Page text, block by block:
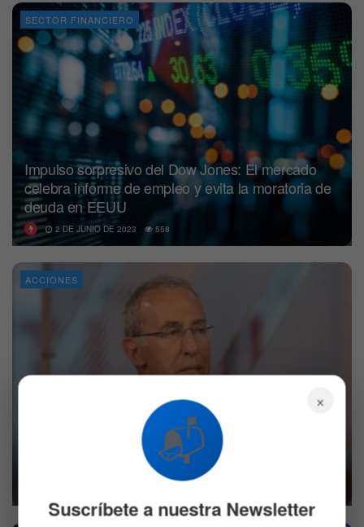
SECTOR FINANCIERO
Impulso sorpresivo del Dow Jones: El mercado
celebra informe de empleo y evita la moratoria de
deuda en EEUU
2 DE JUNIO DE 2023 558
ACCIONES
¿Qué acciones ha comprado el inversor
multimillonario Ron Baron?
×
📬
Suscríbete a nuestra Newsletter